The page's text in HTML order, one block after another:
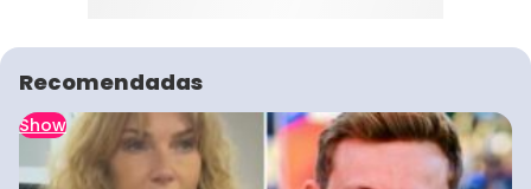
Recomendadas
Show